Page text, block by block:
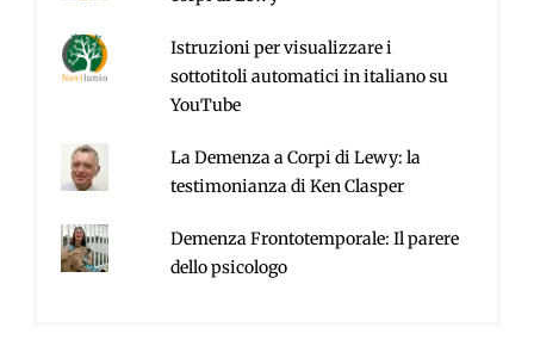
Istruzioni per visualizzare i
sottotitoli automatici in italiano su
YouTube
La Demenza a Corpi di Lewy: la
testimonianza di Ken Clasper
Demenza Frontotemporale: Il parere
dello psicologo